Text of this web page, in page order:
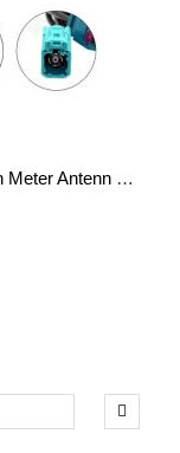
CT27AA62 Fakra Hane - Hona Fakra En Meter Antenn Förlängningskabel